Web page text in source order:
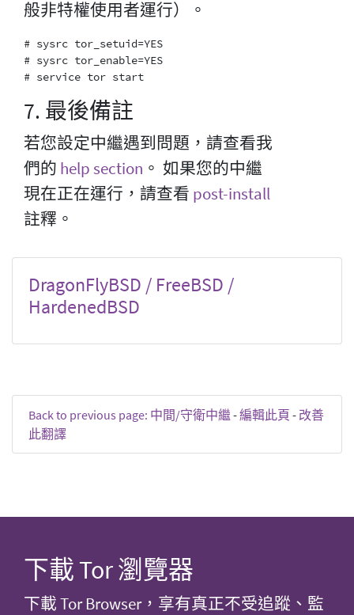
般非特權使用者運行）。
# sysrc tor_setuid=YES
# sysrc tor_enable=YES
7. 最後備註
若您設定中繼遇到問題，請查看我
們的 help section 。 如果您的中繼
現在正在運行，請查看 post-install
註釋。
DragonFlyBSD / FreeBSD /
HardenedBSD
Back to previous page: 中間/守衛中繼 -編輯此頁 - 改善
此翻譯
下載 Tor 瀏覽器
下載 Tor Browser，享有真正不受追蹤、監